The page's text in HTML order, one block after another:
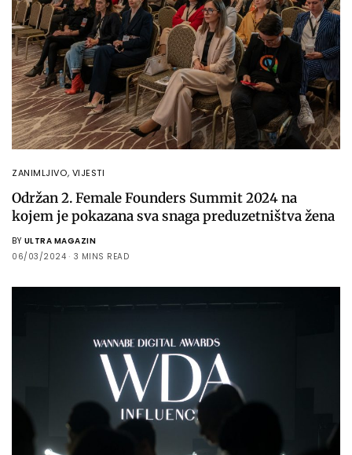
ZANIMLJIVO, VIJESTI
Održan 2. Female Founders Summit 2024 na
kojem je pokazana sva snaga preduzetništva žena
BY ULTRA MAGAZIN
06/03/2024
3 MINS READ